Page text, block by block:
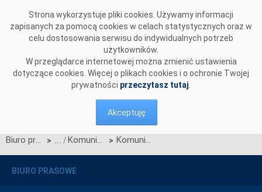
Strona wykorzystuje pliki cookies. Używamy informacji
zapisanych za pomocą cookies w celach statystycznych oraz w
celu dostosowania serwisu do indywidualnych potrzeb
użytkowników.
W przeglądarce internetowej można zmienić ustawienia
dotyczące cookies. Więcej o plikach cookies i o ochronie Twojej
prywatności przeczytasz tutaj
Akceptuję
Biuro prasowe > Komunikaty OSP > Komunikat w sprawie rozpoczęcia procesu jednostronnego przetargu miesięcznego na zdolności przesyłowe połączenia PSE S.A. i NEK UKRENERGO na GRUDZIEŃ 2017 r.
BIURO PRASOWE